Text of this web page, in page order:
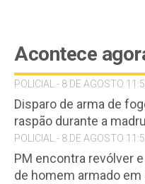
Acontece
POLICIAL - 8 DE AGOSTO
Disparo de arma de
raspão durante a
POLICIAL - 8 DE AGOSTO
PM encontra revólver
de homem armado